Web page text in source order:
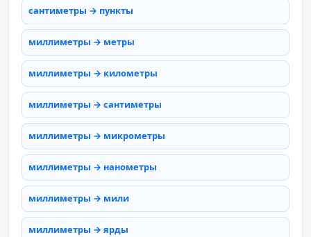
сантиметры → пункты
миллиметры → метры
миллиметры → километры
миллиметры → сантиметры
миллиметры → микрометры
миллиметры → нанометры
миллиметры → мили
миллиметры → ярды